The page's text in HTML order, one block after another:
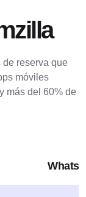
de reserva que
móviles
más del 60% de